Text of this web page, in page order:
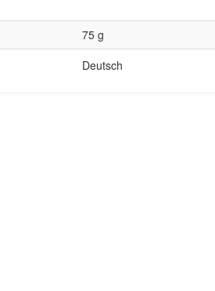
75 g
Deutsch